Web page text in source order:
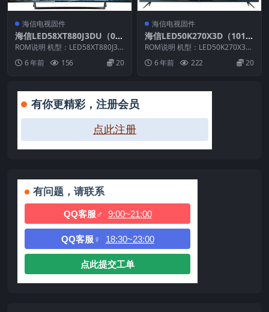
海信电视固件
海信LED58XT880J3DU（00
00）BOM1_C007_20130625
官方原厂USB刷机电视固件包
ROM说明 机型：LED58XT880J3D
U 固件版本：（0000） BOM：...
6 年前 156 20
海信电视固件
海信LED50K270X3D（101
1）BOM2官方原厂USB刷机
电视固件包
ROM说明 机型：LED50K270X3D
固件版本：（1011） BOM：2 ...
6 年前 222 20
有你更精彩，注册会员
点此注册
有问题，请联系
QQ客服♂ 9:00~21:00
QQ客服♀ 18:30~23:00
点此提交工单